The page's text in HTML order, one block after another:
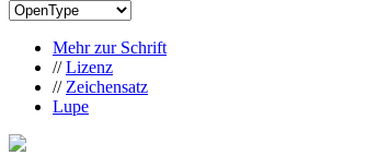
Mehr zur Schrift
//Lizenz
// Zeichensatz
Lupe